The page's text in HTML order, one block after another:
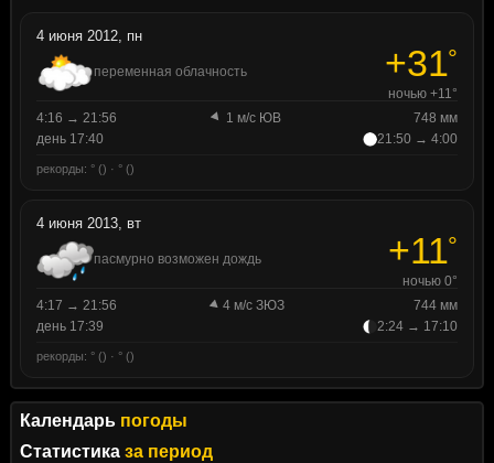
4 июня 2012, пн
переменная облачность +31°
ночью +11°
4:16 → 21:56
1 м/с ЮВ
748 мм
день 17:40
21:50 → 4:00
рекорды: ° () · ° ()
4 июня 2013, вт
пасмурно возможен дождь +11°
ночью 0°
4:17 → 21:56
4 м/с ЗЮЗ
744 мм
день 17:39
2:24 → 17:10
рекорды: ° () · ° ()
Календарь погоды
Статистика за период